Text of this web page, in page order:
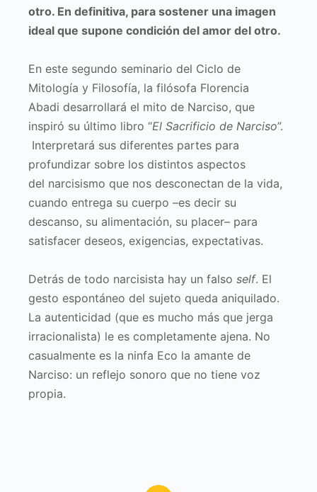
otro. En definitiva, para sostener una imagen
ideal que supone condición del amor del otro.
En este segundo seminario del Ciclo de
Mitología y Filosofía, la filósofa Florencia
Abadi desarrollará el mito de Narciso, que
inspiró su último libro “El Sacrificio de Narciso”.
Interpretará sus diferentes partes para
profundizar sobre los distintos aspectos
del narcisismo que nos desconectan de la vida,
cuando entrega su cuerpo –es decir su
descanso, su alimentación, su placer– para
satisfacer deseos, exigencias, expectativas.
Detrás de todo narcisista hay un falso self. El
gesto espontáneo del sujeto queda aniquilado.
La autenticidad (que es mucho más que jerga
irracionalista) le es completamente ajena. No
casualmente es la ninfa Eco la amante de
Narciso: un reflejo sonoro que no tiene voz
propia.